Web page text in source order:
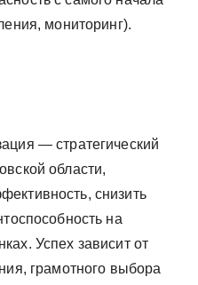
мониторинг).
— стратегический
области,
снизить
на
Успех зависит от
грамотного выбора